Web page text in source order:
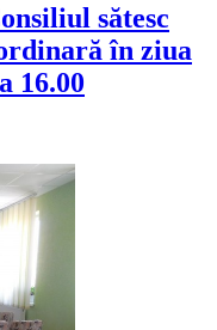
sătesc
în ziua
16.00